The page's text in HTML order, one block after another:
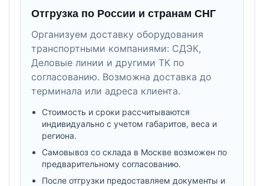
Отгрузка по России и странам СНГ
Организуем доставку оборудования
транспортными компаниями: СДЭК,
Деловые линии и другими ТК по
согласованию. Возможна доставка до
терминала или адреса клиента.
Стоимость и сроки рассчитываются
индивидуально с учетом габаритов, веса и
региона.
Самовывоз со склада в Москве возможен по
предварительному согласованию.
После отгрузки предоставляем документы и